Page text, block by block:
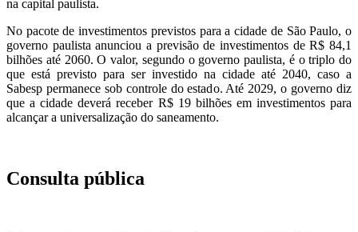
na capital paulista.
No pacote de investimentos previstos para a cidade de São Paulo, o
governo paulista anunciou a previsão de investimentos de R$ 84,1
bilhões até 2060. O valor, segundo o governo paulista, é o triplo do
que está previsto para ser investido na cidade até 2040, caso a
Sabesp permanece sob controle do estado. Até 2029, o governo diz
que a cidade deverá receber R$ 19 bilhões em investimentos para
alcançar a universalização do saneamento.
Consulta pública